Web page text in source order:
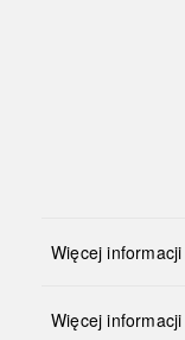
Więcej informacji
Więcej informacji